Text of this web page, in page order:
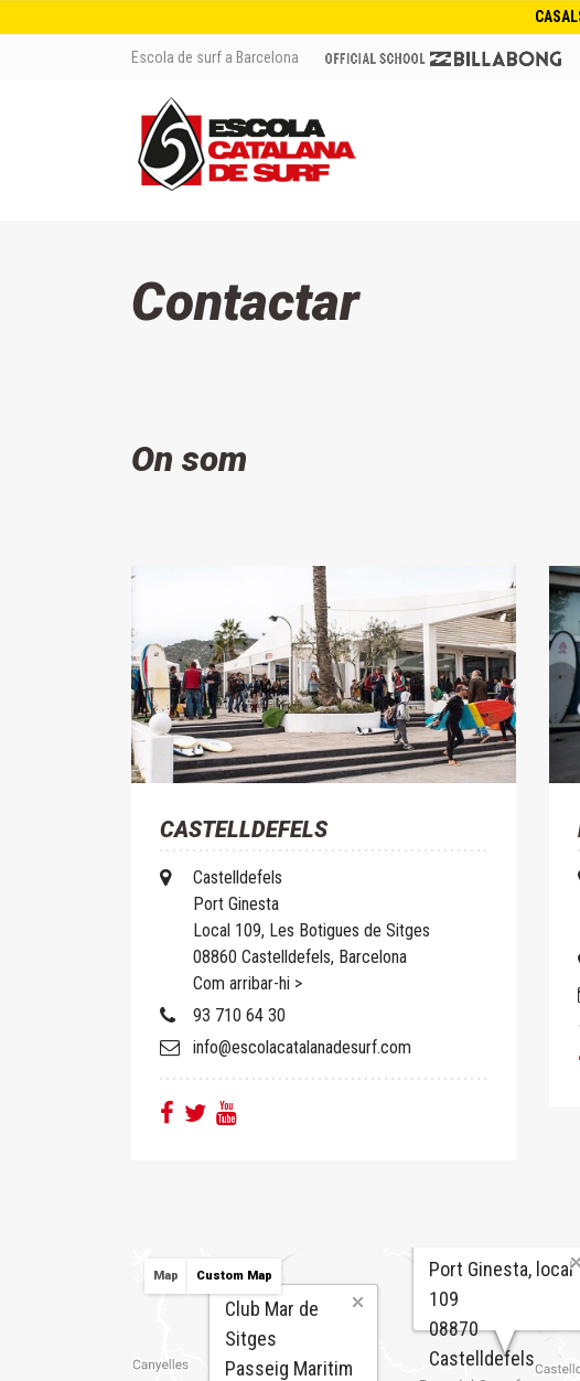
Escola de surf a Barcelona
Contactar
On som
CASTELLDEFELS
Castelldefels
Port Ginesta
Local 109, Les Botigues de Sitges
08860 Castelldefels, Barcelona
Com arribar-hi >
93 710 64 30
info@escolacatalanadesurf.com
Club Mar de
Sitges
Passeig Maritim
Port Ginesta, local
109
08870
Castelldefels
Map Custom Map